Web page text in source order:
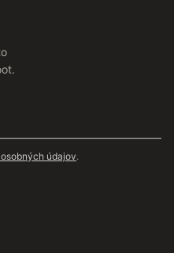
údajov.